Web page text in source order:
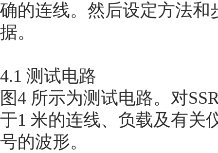
确的连线。然后设定方法
据。
4.1 测试电路
图4 所示为测试电路。对
于1 米的连线、负载及有关
号的波形。